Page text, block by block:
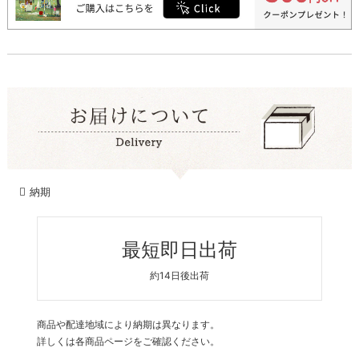
納期
最短即日出荷
約14日後出荷
商品や配達地域により納期は異なります。
詳しくは各商品ページをご確認ください。